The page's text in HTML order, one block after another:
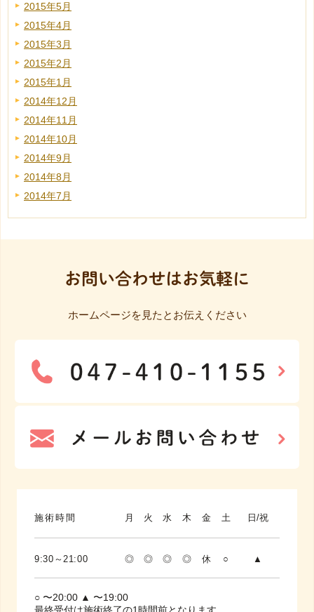
2015年5月
2015年4月
2015年3月
2015年2月
2015年1月
2014年12月
2014年11月
2014年10月
2014年9月
2014年8月
2014年7月
お問い合わせはお気軽に
ホームページを見たとお伝えください
施術時間 月 火 水 木 金 土 日/祝
9:30～21:00 ◎ ◎ ◎ ◎ 休 ○ ▲
○ 〜20:00 ▲ 〜19:00